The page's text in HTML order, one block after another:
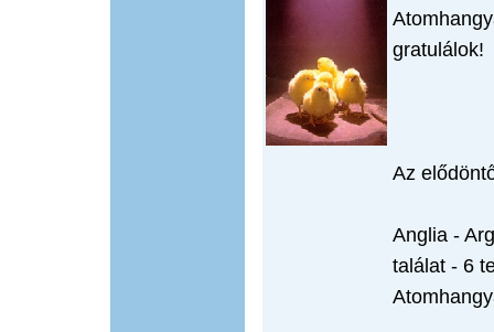
gratulálok!
Az
Anglia -
találat - 6